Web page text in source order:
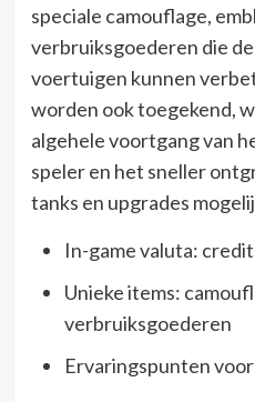
speciale camouflage,
verbruiksgoederen die
voertuigen kunnen
worden ook toegekend,
algehele voortgang van
speler en het sneller
tanks en upgrades
In-game valuta:
Unieke items:
verbruiksgoederen
Ervaringspunten